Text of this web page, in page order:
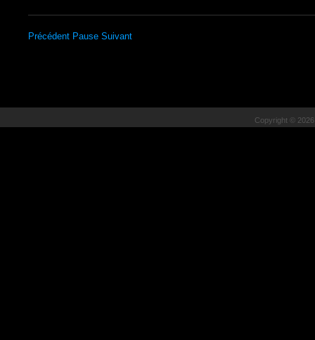
Précédent Pause Suivant
Copyright ©